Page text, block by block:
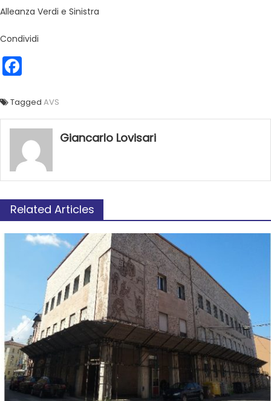
Alleanza Verdi e Sinistra
Condividi
Tagged AVS
Giancarlo Lovisari
Related Articles